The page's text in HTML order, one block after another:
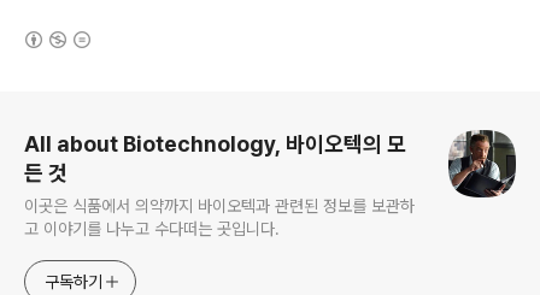
All about Biotechnology, 바이오텍의 모
든 것
이곳은 식품에서 의약까지 바이오텍과 관련된 정보를 보관하
고 이야기를 나누고 수다떠는 곳입니다.
구독하기